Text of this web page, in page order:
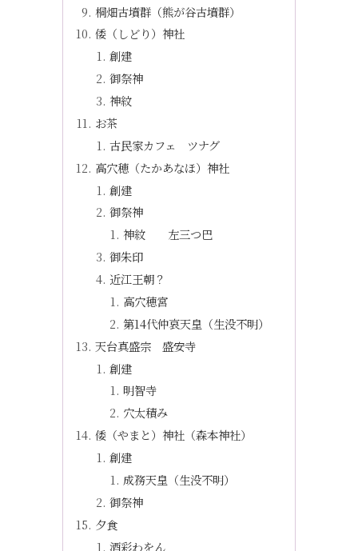
桐畑古墳群（熊が谷古墳群）
倭（しどり）神社
創建
御祭神
神紋
お茶
古民家カフェ ツナグ
高穴穂（たかあなほ）神社
創建
御祭神
神紋 左三つ巴
御朱印
近江王朝？
高穴穂宮
第14代仲哀天皇（生没不明）
天台真盛宗 盛安寺
創建
明智寺
穴太積み
倭（やまと）神社（森本神社）
創建
成務天皇（生没不明）
御祭神
夕食
酒彩わをん